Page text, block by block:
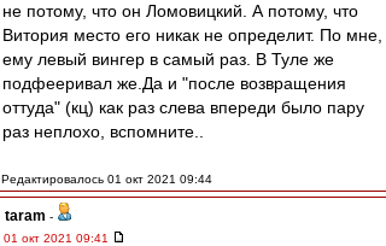
не потому, что он Ломовицкий. А потому, что
Витория место его никак не определит. По мне,
ему левый вингер в самый раз. В Туле же
подфееривал же.Да и "после возвращения
оттуда" (кц) как раз слева впереди было пару
раз неплохо, вспомните..
Редактировалось 01 окт 2021 09:44
taram -
01 окт 2021 09:41